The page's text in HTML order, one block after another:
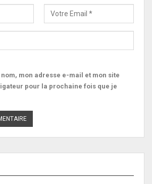
mon adresse e-mail et mon site
pour la prochaine fois que je